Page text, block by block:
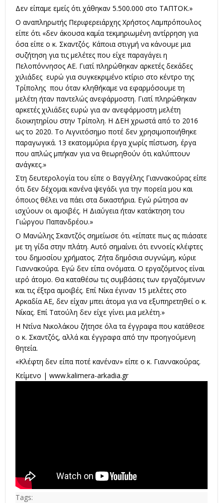
Δεν είπαμε εμείς ότι χάθηκαν 5.500.000 στο ΤΑΠΤΟΚ.»
Ο αναπληρωτής Περιφερειάρχης Χρήστος Λαμπρόπουλος
είπε ότι «δεν άκουσα καμία τεκμηριωμένη αντίρρηση για
όσα είπε ο κ. Σκαντζός. Κάποια στιγμή να κάνουμε μια
συζήτηση για τις μελέτες που είχε παραγάγει η
Πελοπόννησος ΑΕ. Γιατί πληρώθηκαν αρκετές δεκάδες
χιλιάδες ευρώ για συγκεκριμένο κτίριο στο κέντρο της
Τρίπολης που όταν κληθήκαμε να εφαρμόσουμε τη
μελέτη ήταν παντελώς ανεφάρμοστη. Γιατί πληρώθηκαν
αρκετές χιλιάδες ευρώ για αν ανεφάρμοστη μελέτη
διοικητηρίου στην Τρίπολη. Η ΔΕΗ χρωστά από το 2016
ως το 2020. Το Λιγνιτόσημο ποτέ δεν χρησιμοποιήθηκε
παραγωγικά. 13 εκατομμύρια έργα χωρίς πίστωση, έργα
που απλώς μπήκαν για να θεωρηθούν ότι καλύπτουν
ανάγκες.»
Στη δευτερολογία του είπε ο Βαγγέλης Γιαννακούρας είπε
ότι δεν δέχομαι κανένα ψεγάδι για την πορεία μου και
όποιος θέλει να πάει στα δικαστήρια. Εγώ ρώτησα αν
ισχύουν οι αμοιβές. Η Διαύγεια ήταν κατάκτηση του
Γιώργου Παπανδρέου.»
Ο Μανώλης Σκαντζός σημείωσε ότι «είπατε πως ας πιάσατε
με τη γίδα στην πλάτη. Αυτό σημαίνει ότι εννοείς κλέφτες
του δημοσίου χρήματος. Ζήτα δημόσια συγνώμη, κύριε
Γιαννακούρα. Εγώ δεν είπα ονόματα. Ο εργαζόμενος είναι
ιερό άτομο. Θα καταθέσω τις συμβάσεις των εργαζόμενων
και τις έξτρα αμοιβές. Επί Νίκα έγιναν 15 μελέτες στο
Αρκαδία ΑΕ, δεν είχαν μπει άτομα για να εξυπηρετηθεί ο κ.
Νίκας. Επί Τατούλη δεν είχε γίνει μια μελέτη.»
Η Ντίνα Νικολάκου ζήτησε όλα τα έγγραφα που κατάθεσε
ο κ. Σκαντζός, αλλά και έγγραφα από την προηγούμενη
θητεία.
«Κλέφτη δεν είπα ποτέ κανέναν» είπε ο κ. Γιαννακούρας.
Κείμενο | www.kalimera-arkadia.gr
Tags: